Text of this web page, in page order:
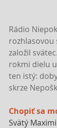
Rádio
rozhlasovou
založil
rokmi dielu
ten istý:
skrze
Chopiť sa
Svätý